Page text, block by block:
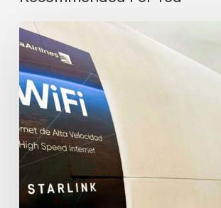
Starlink
bordo:
Copa
Airlines
lidera
la
conexión